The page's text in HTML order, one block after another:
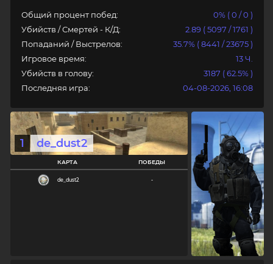
Авторизация
Пароль
Общий процент побед:
Убийств / Смертей - К/Д:
Попаданий / Выстрелов:
Игровое время:
Убийств в голову:
Последняя игра:
0% ( 0 / 0 )
2.89 ( 5097 / 1761 )
35.7% ( 8441 / 23675 )
13 Ч.
3187 ( 62.5% )
04-08-2026, 16:08
1 de_dust2
КАРТА ПОБЕДЫ
de_dust2 -